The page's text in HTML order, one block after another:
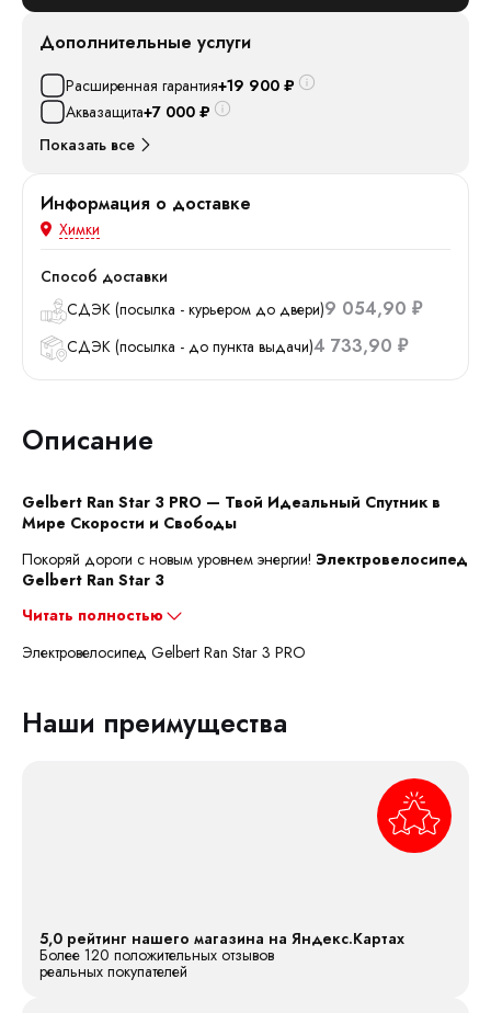
Дополнительные услуги
Расширенная гарантия+19 900 ₽
Аквазащита+7 000 ₽
Показать все
Информация о доставке
Химки
Способ доставки
СДЭК (посылка - курьером до двери)9 054,90 ₽
СДЭК (посылка - до пункта выдачи)4 733,90 ₽
Описание
Gelbert Ran Star 3 PRO — Твой Идеальный Спутник в
Мире Скорости и Свободы
Покоряй дороги с новым уровнем энергии! Электровелосипед
Gelbert Ran Star 3
Читать полностью
Электровелосипед Gelbert Ran Star 3 PRO
Наши преимущества
5,0 рейтинг нашего магазина на Яндекс.Картах
Более 120 положительных отзывов
реальных покупателей